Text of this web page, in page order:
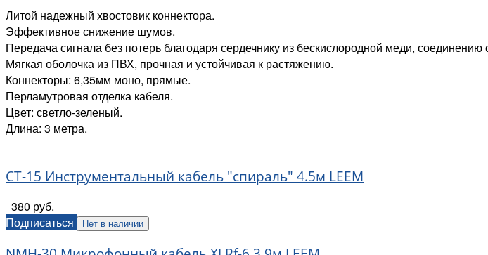
Литой надежный хвостовик коннектора.
Эффективное снижение шумов.
Передача сигнала без потерь благодаря сердечнику из бескислородной меди,
Мягкая оболочка из ПВХ, прочная и устойчивая к растяжению.
Коннекторы: 6,35мм моно, прямые.
Перламутровая отделка кабеля.
Цвет: светло-зеленый.
Длина: 3 метра.
CT-15 Инструментальный кабель "спираль" 4.5м LEEM
380 руб.
Подписаться
Нет в наличии